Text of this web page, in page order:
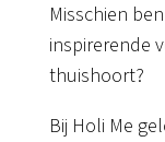
Misschien
inspirerende
thuishoort?
Bij Holi Me